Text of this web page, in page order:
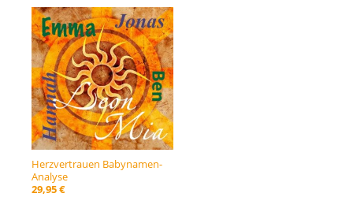
Herzvertrauen Babynamen-
Analyse
29,95 €